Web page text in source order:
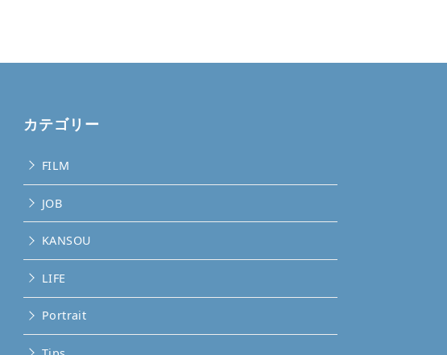
カテゴリー
FILM
JOB
KANSOU
LIFE
Portrait